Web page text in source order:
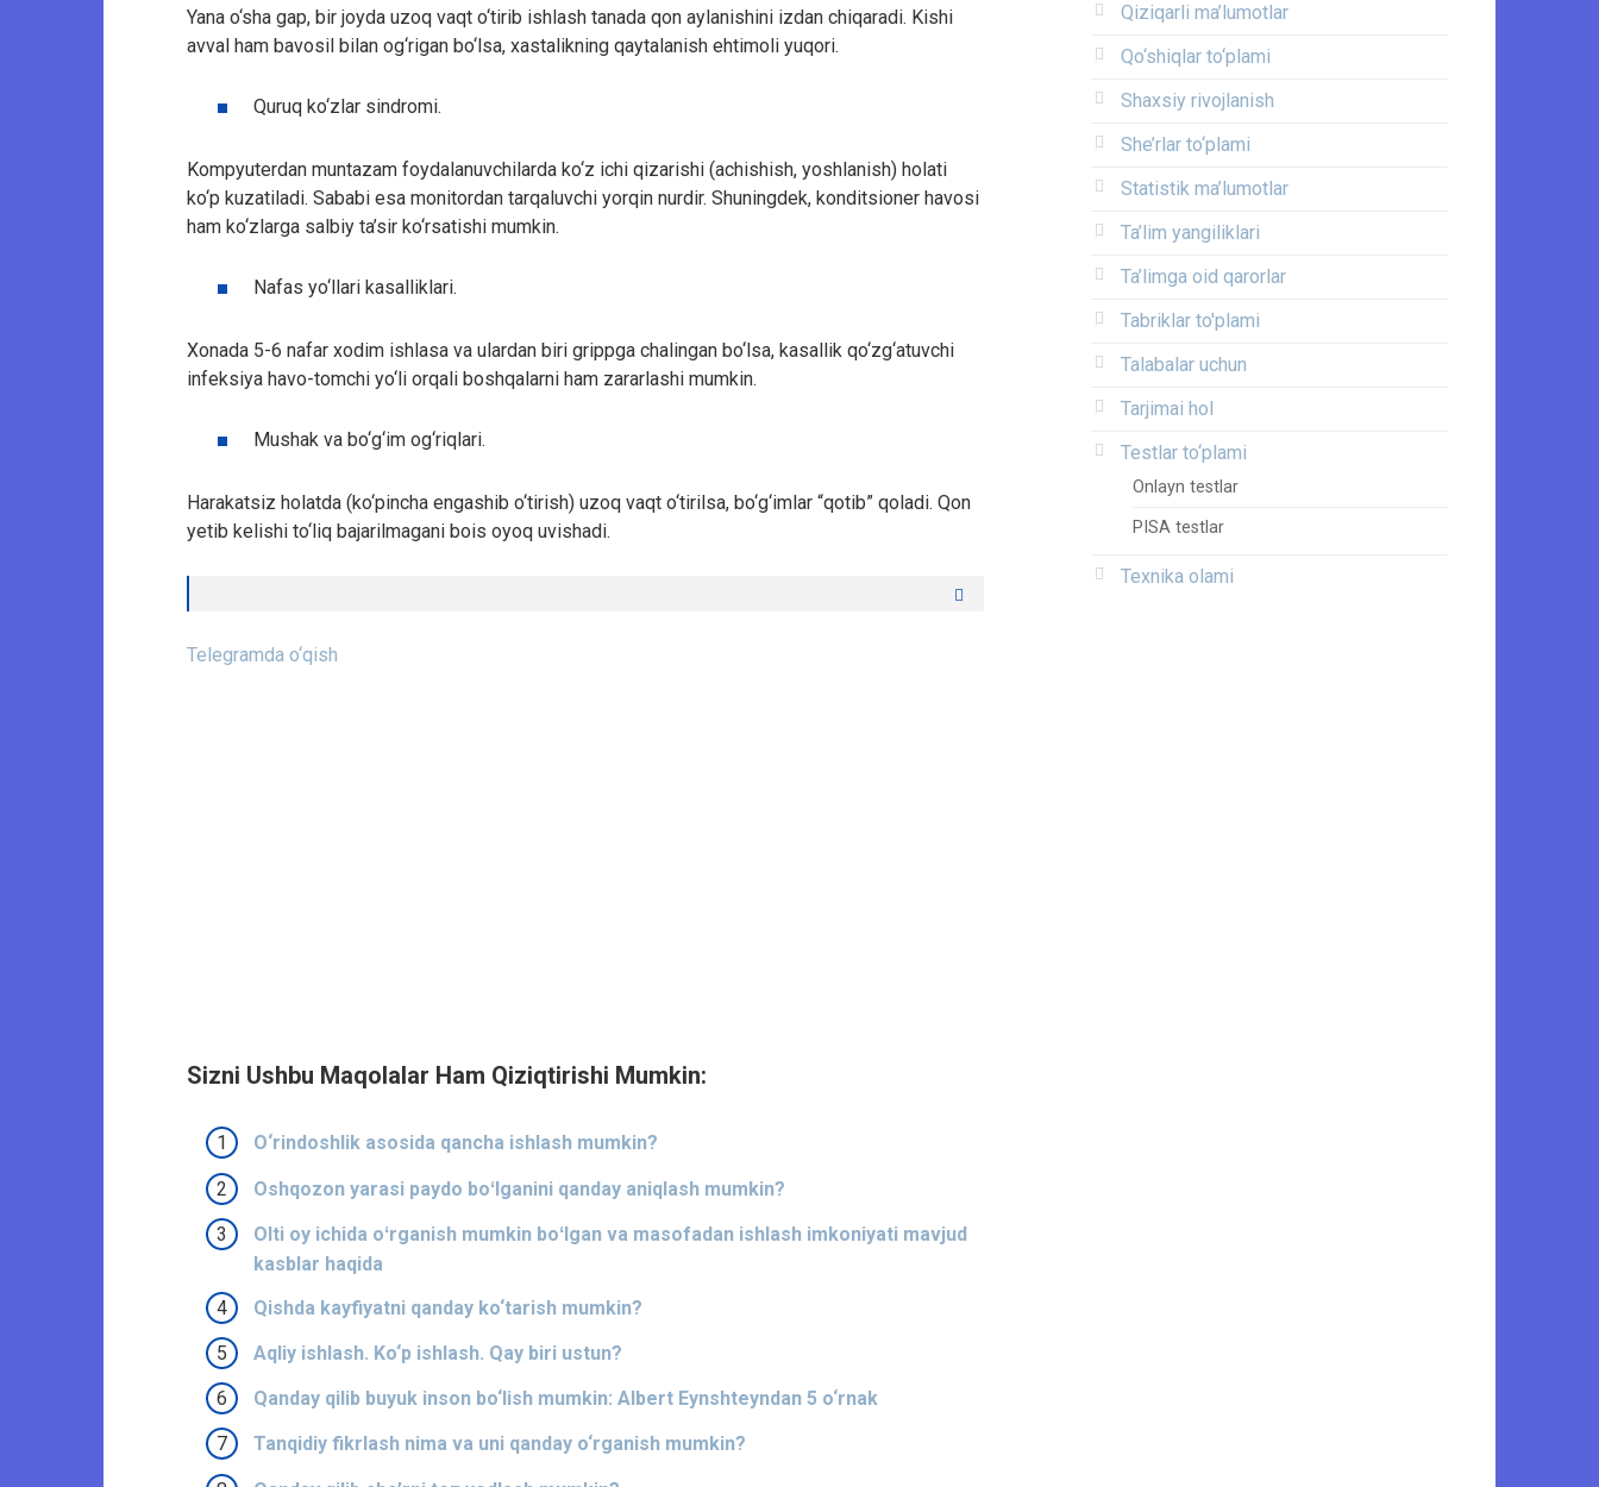
Yana o‘sha gap, bir joyda uzoq vaqt o‘tirib ishlash tanada qon aylanishini izdan chiqaradi. Kishi
avval ham bavosil bilan og‘rigan bo‘lsa, xastalikning qaytalanish ehtimoli yuqori.
Quruq ko‘zlar sindromi.
Kompyuterdan muntazam foydalanuvchilarda ko‘z ichi qizarishi (achishish, yoshlanish) holati
ko‘p kuzatiladi. Sababi esa monitordan tarqaluvchi yorqin nurdir. Shuningdek, konditsioner havosi
ham ko‘zlarga salbiy ta’sir ko‘rsatishi mumkin.
Nafas yo‘llari kasalliklari.
Xonada 5-6 nafar xodim ishlasa va ulardan biri grippga chalingan bo‘lsa, kasallik qo‘zg‘atuvchi
infeksiya havo-tomchi yo‘li orqali boshqalarni ham zararlashi mumkin.
Mushak va bo‘g‘im og‘riqlari.
Harakatsiz holatda (ko‘pincha engashib o‘tirish) uzoq vaqt o‘tirilsa, bo‘g‘imlar “qotib” qoladi. Qon
yetib kelishi to‘liq bajarilmagani bois oyoq uvishadi.
Telegramda o‘qish
Sizni Ushbu Maqolalar Ham Qiziqtirishi Mumkin:
O‘rindoshlik asosida qancha ishlash mumkin?
Oshqozon yarasi paydo boʻlganini qanday aniqlash mumkin?
Olti oy ichida oʻrganish mumkin boʻlgan va masofadan ishlash imkoniyati mavjud
kasblar haqida
Qishda kayfiyatni qanday ko‘tarish mumkin?
Aqliy ishlash. Ko‘p ishlash. Qay biri ustun?
Qanday qilib buyuk inson bo‘lish mumkin: Albert Eynshteyndan 5 o‘rnak
Tanqidiy fikrlash nima va uni qanday o‘rganish mumkin?
Qiziqarli ma’lumotlar
Qo‘shiqlar to‘plami
Shaxsiy rivojlanish
She’rlar to‘plami
Statistik ma’lumotlar
Ta’lim yangiliklari
Ta’limga oid qarorlar
Tabriklar to'plami
Talabalar uchun
Tarjimai hol
Testlar to‘plami
Onlayn testlar
PISA testlar
Texnika olami